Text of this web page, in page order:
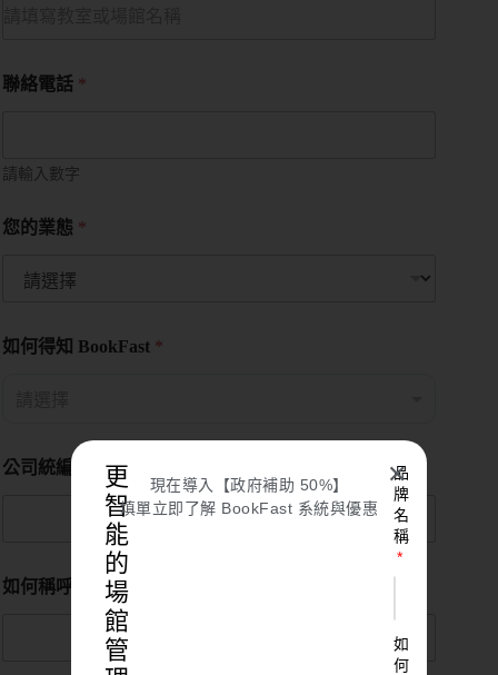
聯絡電話 *
請輸入數字
您的業態 *
如何得知 BookFast *
公司統編
如何稱呼您
更
智
能
的
場
館
管
現在導入【政府補助 50%】
填單立即了解 BookFast 系統與優惠
品
牌
名
稱
如
何
✕